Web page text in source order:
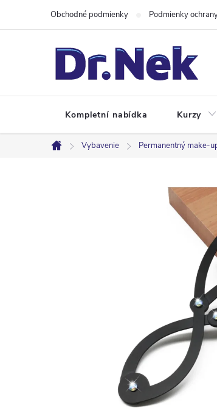
Obchodné podmienky Podmienky
Kompletní nabídka Kurzy
Domov
Vybavenie Permanentný make-